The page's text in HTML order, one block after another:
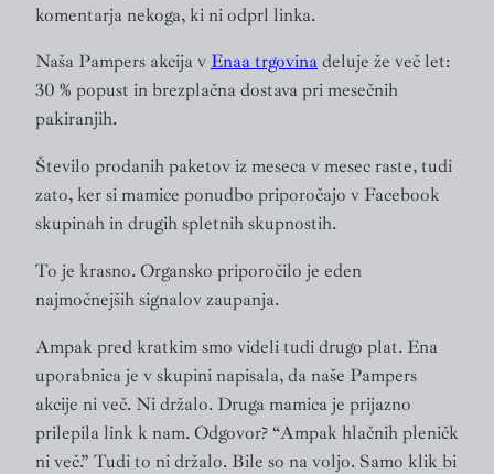
komentarja nekoga, ki ni odprl linka.
Naša Pampers akcija v Enaa trgovinadeluje že več let:
30 % popust in brezplačna dostava pri mesečnih
pakiranjih.
Število prodanih paketov iz meseca v mesec raste, tudi
zato, ker si mamice ponudbo priporočajo v Facebook
skupinah in drugih spletnih skupnostih.
To je krasno. Organsko priporočilo je eden
najmočnejših signalov zaupanja.
Ampak pred kratkim smo videli tudi drugo plat. Ena
uporabnica je v skupini napisala, da naše Pampers
akcije ni več. Ni držalo. Druga mamica je prijazno
prilepila link k nam. Odgovor? “Ampak hlačnih pleničk
ni več.” Tudi to ni držalo. Bile so na voljo. Samo klik bi